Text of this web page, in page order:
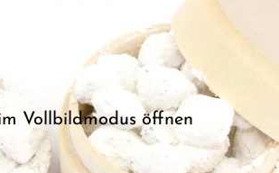
Vollbildmodus öffnen